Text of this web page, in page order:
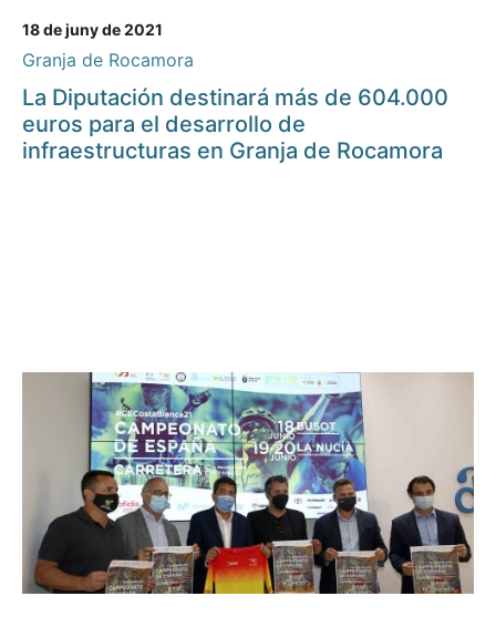
18 de juny de 2021
Granja de Rocamora
La Diputación destinará más de 604.000
euros para el desarrollo de
infraestructuras en Granja de Rocamora